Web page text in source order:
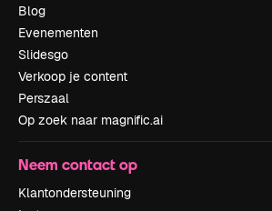
Blog
Evenementen
Slidesgo
Verkoop je content
Perszaal
Op zoek naar magnific.ai
Neem contact op
Klantondersteuning